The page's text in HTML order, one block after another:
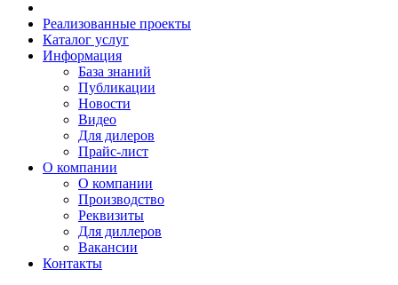
Реализованные проекты
Каталог услуг
Информация
База знаний
Публикации
Новости
Видео
Для дилеров
Прайс-лист
О компании
О компании
Производство
Реквизиты
Для диллеров
Вакансии
Контакты